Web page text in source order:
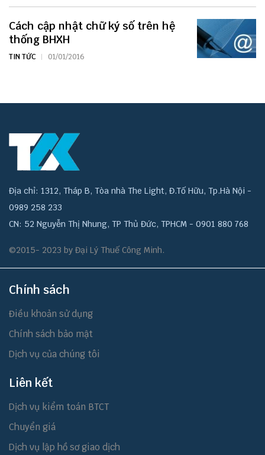
Cách cập nhật chữ ký số trên hệ
thống BHXH
TIN TỨC 01/01/2016
Địa chỉ: 1312, Tháp B, Tòa nhà The Light, Đ.Tố Hữu, Tp.Hà Nội -
0989 258 233
CN: 52 Nguyễn Thị Nhung, TP Thủ Đức, TPHCM - 0901 880 768
©2015- 2023 by Đại Lý Thuế Công Minh.
Chính sách
Điều khoản sử dụng
Chính sách bảo mật
Dịch vụ của chúng tôi
Liên kết
Dịch vụ kiểm toán BTCT
Chuyển giá
Dịch vụ lập hồ sơ giao dịch